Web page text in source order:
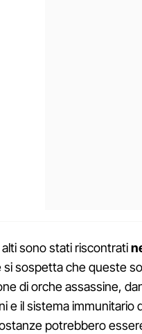
alti sono stati riscontrati
si sospetta che queste
di orche assassine,
e il sistema immunitario
potrebbero